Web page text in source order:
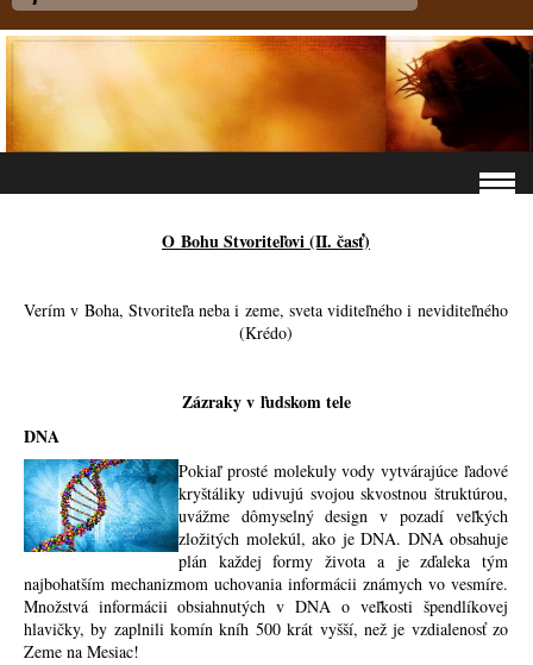
O Bohu Stvoriteľovi (II. časť)
Verím v Boha, Stvoriteľa neba i zeme, sveta viditeľného i neviditeľného
(Krédo)
Zázraky v ľudskom tele
DNA
Pokiaľ prosté molekuly vody vytvárajúce ľadové
kryštáliky udivujú svojou skvostnou štruktúrou,
uvážme dômyselný design v pozadí veľkých
zložitých molekúl, ako je DNA. DNA obsahuje
plán každej formy života a je zďaleka tým
najbohatším mechanizmom uchovania informácii známych vo vesmíre.
Množstvá informácii obsiahnutých v DNA o veľkosti špendlíkovej
hlavičky, by zaplnili komín kníh 500 krát vyšší, než je vzdialenosť zo
Zeme na Mesiac!